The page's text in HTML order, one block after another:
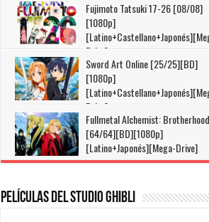
Fujimoto Tatsuki 17-26 [08/08]
[1080p]
Drive]
Sword Art Online [25/25][BD]
[1080p]
Drive]
Fullmetal Alchemist: Brotherhood
[64/64][BD][1080p]
[Latino+Japonés][Mega-Drive]
Películas del Studio Ghibli